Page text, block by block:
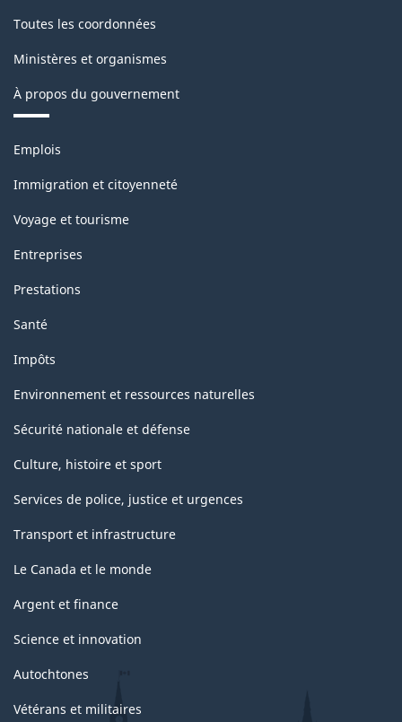
Toutes les coordonnées
Ministères et organismes
À propos du gouvernement
Thèmes
sujets
Emplois
Immigration et citoyenneté
Voyage et tourisme
Entreprises
Prestations
Santé
Impôts
Environnement et ressources naturelles
Sécurité nationale et défense
Culture, histoire et sport
Services de police, justice et urgences
Transport et infrastructure
Le Canada et le monde
Argent et finance
Science et innovation
Autochtones
Vétérans et militaires